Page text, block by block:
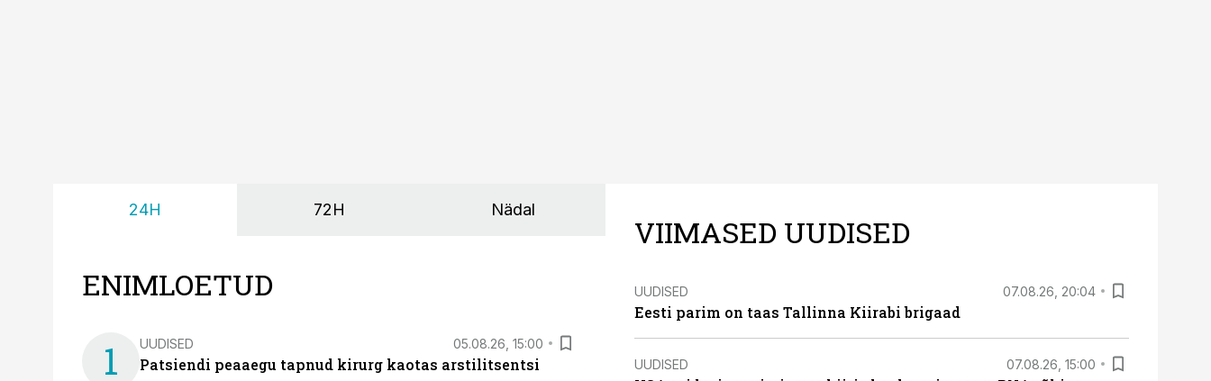
24H 72H Nädal
ENIMLOETUD
1 UUDISED 05.08.26, 15:00
Patsiendi peaaegu tapnud kirurg kaotas arstilitsentsi
VIIMASED UUDISED
UUDISED 07.08.26, 20:04
Eesti parim on taas Tallinna Kiirabi brigaad
UUDISED 07.08.26, 15:00